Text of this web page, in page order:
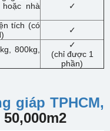
nhà
✓
tích (có
✓
800kg,
✓
(chỉ được 1
phần)
giáp TPHCM,